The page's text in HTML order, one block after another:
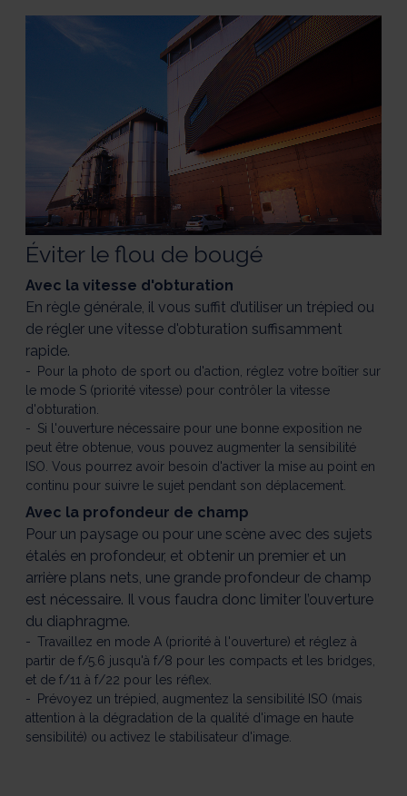
Éviter le flou de bougé
Avec la vitesse d'obturation
En règle générale, il vous suffit d’utiliser un trépied ou
de régler une vitesse d'obturation suffisamment
rapide.
Pour la photo de sport ou d'action, réglez votre boîtier sur
le mode S (priorité vitesse) pour contrôler la vitesse
d'obturation.
Si l'ouverture nécessaire pour une bonne exposition ne
peut être obtenue, vous pouvez augmenter la sensibilité
ISO. Vous pourrez avoir besoin d'activer la mise au point en
continu pour suivre le sujet pendant son déplacement.
Avec la profondeur de champ
Pour un paysage ou pour une scène avec des sujets
étalés en profondeur, et obtenir un premier et un
arrière plans nets, une grande profondeur de champ
est nécessaire. Il vous faudra donc limiter l’ouverture
du diaphragme.
Travaillez en mode A (priorité à l'ouverture) et réglez à
partir de f/5.6 jusqu'à f/8 pour les compacts et les bridges,
et de f/11 à f/22 pour les réflex.
Prévoyez un trépied, augmentez la sensibilité ISO (mais
attention à la dégradation de la qualité d'image en haute
sensibilité) ou activez le stabilisateur d'image.